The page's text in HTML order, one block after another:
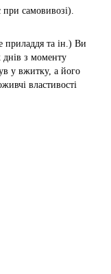
самовивозі).
приладдя та ін.) Ви
днів з моменту
у вжитку, а його
властивості